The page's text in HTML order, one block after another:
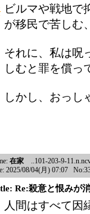
ビルマや戦地で
が移民で苦しむ
それに、私は呪
しむと罪を償っ
しかし、おっし
在家 ..101-203-9-
2025/08/04(月) 07:07
Re:殺意と恨みが
人間はすべて因